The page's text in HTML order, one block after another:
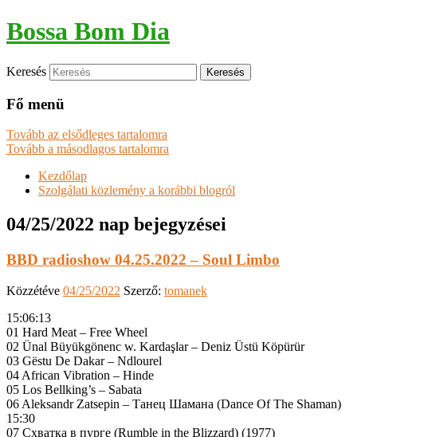
Bossa Bom Dia
Keresés
Fő menü
Tovább az elsődleges tartalomra
Tovább a másodlagos tartalomra
Kezdőlap
Szolgálati közlemény a korábbi blogról
04/25/2022 nap bejegyzései
BBD radioshow 04.25.2022 – Soul Limbo
Közzétéve 04/25/2022 Szerző: tomanek
15:06:13
01 Hard Meat – Free Wheel
02 Ünal Büyükgönenc w. Kardaşlar – Deniz Üstü Köpürür
03 Gëstu De Dakar – Ndlourel
04 African Vibration – Hinde
05 Los Bellking’s – Sabata
06 Aleksandr Zatsepin – Танец Шамана (Dance Of The Shaman)
15:30
07 Схватка в пурге (Rumble in the Blizzard) (1977)